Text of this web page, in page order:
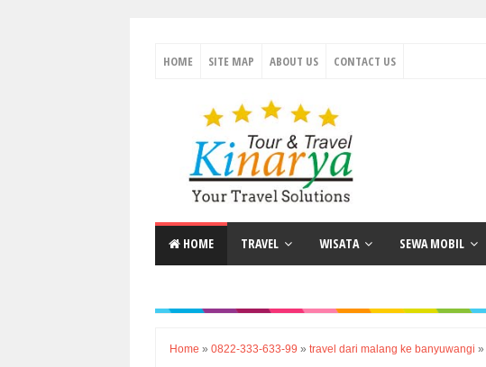
HOME SITE MAP ABOUT US CONTACT US
HOME TRAVEL WISATA SEWA MOBIL
Home » 0822-333-633-99 » travel dari malang ke banyuwangi »